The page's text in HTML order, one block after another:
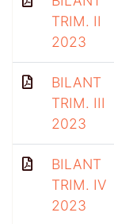
TRIM. II
2023
BILANT
TRIM. III
2023
BILANT
TRIM. IV
2023